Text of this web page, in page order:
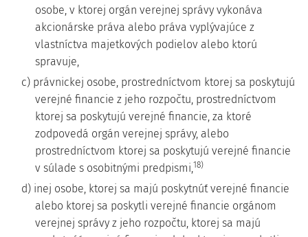
osobe, v ktorej orgán verejnej správy vykonáva
akcionárske práva alebo práva vyplývajúce z
vlastníctva majetkových podielov alebo ktorú
spravuje,
c) právnickej osobe, prostredníctvom ktorej sa poskytujú
verejné financie z jeho rozpočtu, prostredníctvom
ktorej sa poskytujú verejné financie, za ktoré
zodpovedá orgán verejnej správy, alebo
prostredníctvom ktorej sa poskytujú verejné financie
v súlade s osobitnými predpismi,18)
d) inej osobe, ktorej sa majú poskytnúť verejné financie
alebo ktorej sa poskytli verejné financie orgánom
verejnej správy z jeho rozpočtu, ktorej sa majú